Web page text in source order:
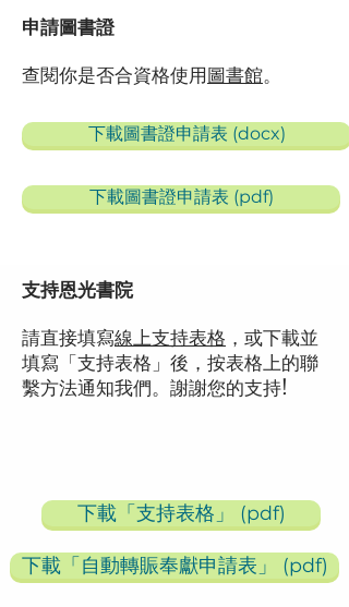
申請圖書證
查閱你是否合資格使用 圖書館。
下載圖書證申請表 (docx)
下載圖書證申請表 (pdf)
支持恩光書院
請直接填寫線上支持表格 ，或下載並
填寫「支持表格」後，按表格上的聯
繫方法通知我們。謝謝您的支持!
下載「支持表格」 (pdf)
下載「自動轉賑奉獻申請表」 (pdf)